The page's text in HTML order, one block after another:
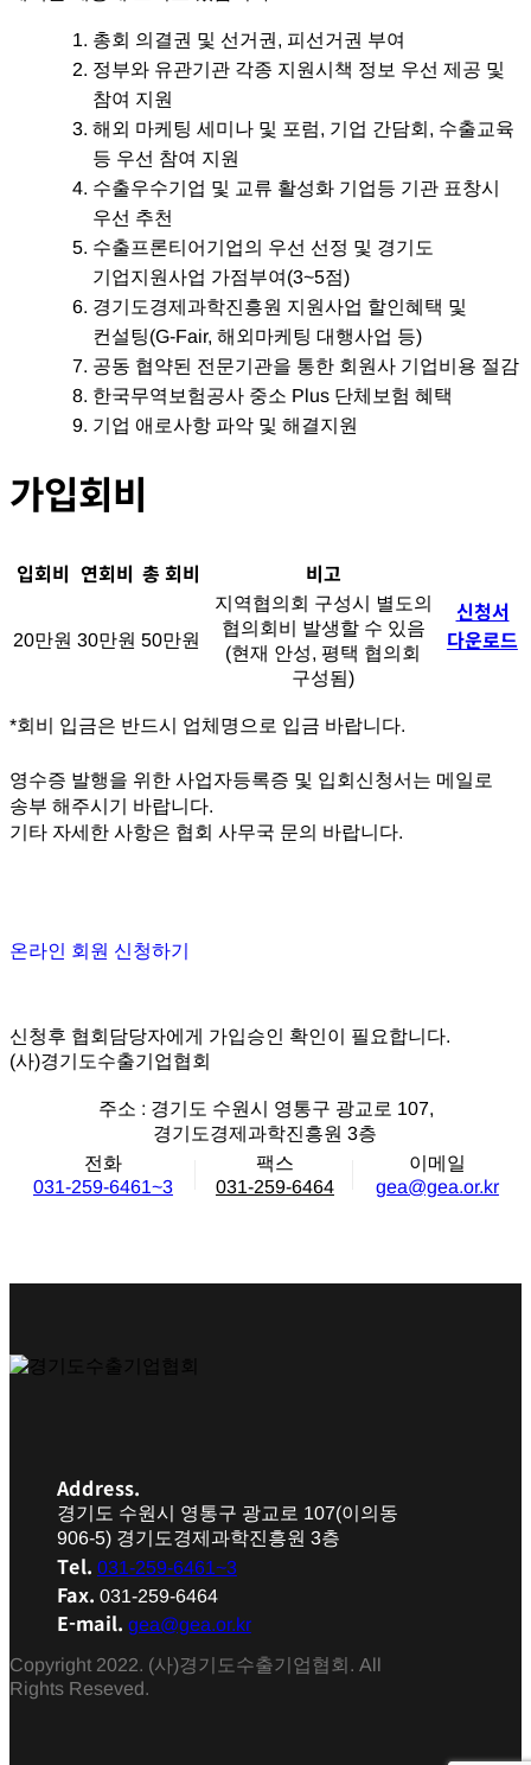
총회 의결권 및 선거권, 피선거권 부여
정부와 유관기관 각종 지원시책 정보 우선 제공 및
참여 지원
해외 마케팅 세미나 및 포럼, 기업 간담회, 수출교육
등 우선 참여 지원
수출우수기업 및 교류 활성화 기업등 기관 표창시
우선 추천
수출프론티어기업의 우선 선정 및 경기도
기업지원사업 가점부여(3~5점)
경기도경제과학진흥원 지원사업 할인혜택 및
컨설팅(G-Fair, 해외마케팅 대행사업 등)
공동 협약된 전문기관을 통한 회원사 기업비용 절감
한국무역보험공사 중소 Plus 단체보험 혜택
기업 애로사항 파악 및 해결지원
가입회비
입회비 연회비 총 회비
비고
신청서
다운로드
20만원 30만원 50만원
지역협의회 구성시 별도의
협의회비 발생할 수 있음
(현재 안성, 평택 협의회
구성됨)
*회비 입금은 반드시 업체명으로 입금 바랍니다.
영수증 발행을 위한 사업자등록증 및 입회신청서는 메일로
송부 해주시기 바랍니다.
기타 자세한 사항은 협회 사무국 문의 바랍니다.
온라인 회원 신청하기
신청후 협회담당자에게 가입승인 확인이 필요합니다.
(사)경기도수출기업협회
주소 : 경기도 수원시 영통구 광교로 107,
경기도경제과학진흥원 3층
전화
031-259-6461~3
팩스
031-259-6464
이메일
gea@gea.or.kr
Address.
경기도 수원시 영통구 광교로 107(이의동
906-5) 경기도경제과학진흥원 3층
Tel. 031-259-6461~3
Fax. 031-259-6464
E-mail. gea@gea.or.kr
Copyright 2022. (사)경기도수출기업협회. All
Rights Reseved.